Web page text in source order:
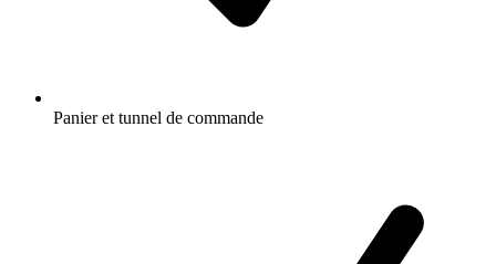
Panier et tunnel de commande